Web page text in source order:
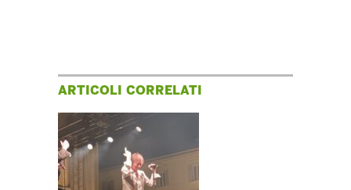
ARTICOLI CORRELATI